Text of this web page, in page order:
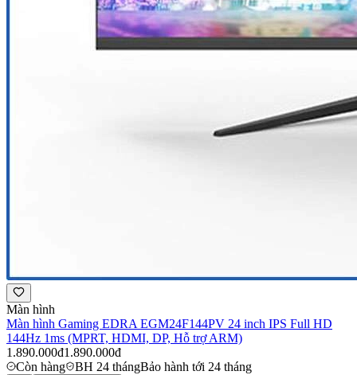
Màn hình
Màn hình Gaming EDRA EGM24F144PV 24 inch IPS Full HD
144Hz 1ms (MPRT, HDMI, DP, Hỗ trợ ARM)
1.890.000đ1.890.000đ
Còn hàng
BH 24 thángBảo hành tới 24 tháng